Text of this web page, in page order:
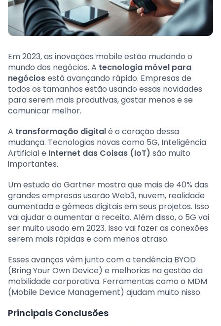
Em 2023, as inovações mobile estão mudando o
mundo dos negócios. A tecnologia móvel para
negóciosestá avançando rápido. Empresas de
todos os tamanhos estão usando essas novidades
para serem mais produtivas, gastar menos e se
comunicar melhor.
A transformação digitalé o coração dessa
mudança. Tecnologias novas como 5G, Inteligência
Artificial e Internet das Coisas (IoT) são muito
importantes.
Um estudo do Gartner mostra que mais de 40% das
grandes empresas usarão Web3, nuvem, realidade
aumentada e gêmeos digitais em seus projetos. Isso
vai ajudar a aumentar a receita. Além disso, o 5G vai
ser muito usado em 2023. Isso vai fazer as conexões
serem mais rápidas e com menos atraso.
Esses avanços vêm junto com a tendência BYOD
(Bring Your Own Device) e melhorias na gestão da
mobilidade corporativa. Ferramentas como o MDM
(Mobile Device Management) ajudam muito nisso.
Principais Conclusões